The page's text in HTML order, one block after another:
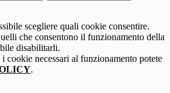
scegliere quali cookie consentire.
che consentono il funzionamento della
disabilitarli.
cookie necessari al funzionamento potete
.